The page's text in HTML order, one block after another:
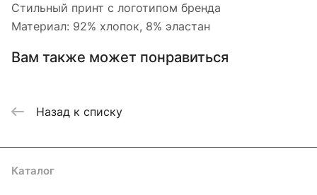
Стильный принт с логотипом бренда
Материал: 92% хлопок, 8% эластан
Вам также может понравиться
Назад к списку
Каталог